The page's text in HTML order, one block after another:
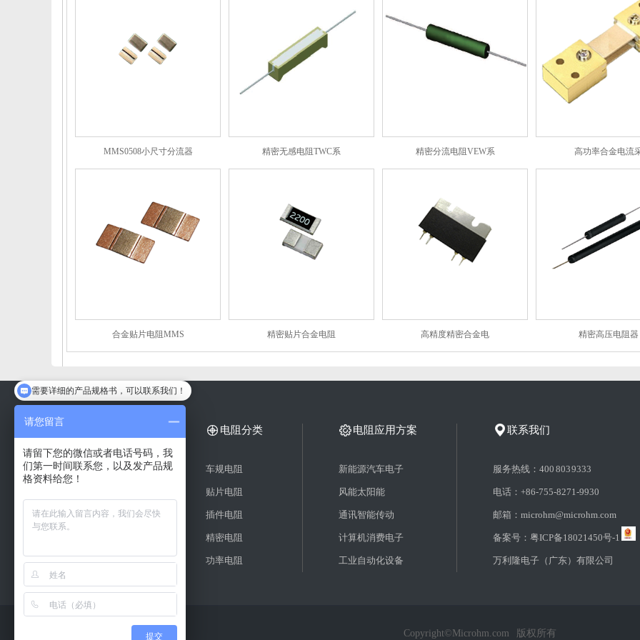
MMS0508小尺寸分流器 精密无感电阻TWC系 精密分流电阻VEW系 高功率合金电流
合金贴片电阻MMS 精密贴片合金电阻 高精度精密合金电 精密高压电阻器
精密合金电阻
高精度电阻
电流采样电阻
电阻分类
车规电阻
贴片电阻
插件电阻
精密电阻
功率电阻
电阻应用方案
新能源汽车电子
风能太阳能
通讯智能传动
计算机消费电子
工业自动化设备
联系我们
服务热线：400 803 9333
电话：+86-755-8271-9930
邮箱：microhm@microhm.com
备案号：粤ICP备18021450号-1
万利隆电子（广东）有限公司
Copyright©Microhm.com 版权所有
方便留下您的微信或者电话吗？
请您留言
请留下您的微信或者电话号码，我
们第一时间联系您，以及发产品规
格资料给您！
提交